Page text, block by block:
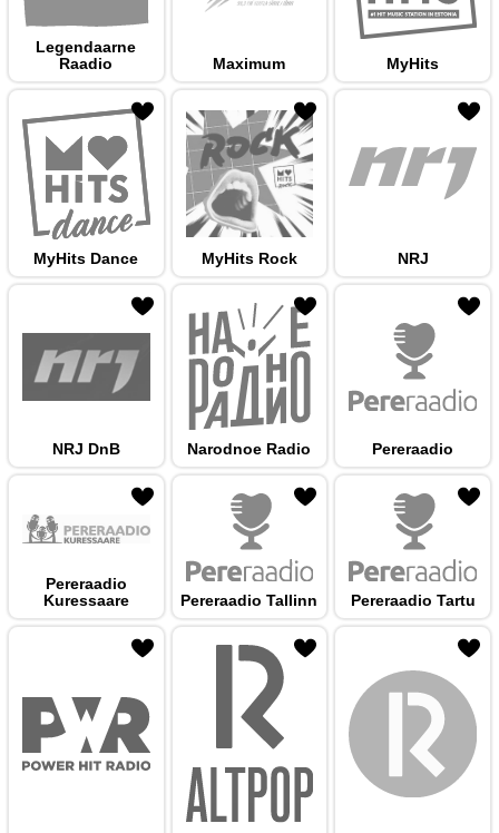
Legendaarne
Raadio
Maximum MyHits
MyHits Dance MyHits Rock NRJ
NRJ DnB Narodnoe Radio Pereraadio
Pereraadio
Kuressaare
Pereraadio Tallinn Pereraadio Tartu